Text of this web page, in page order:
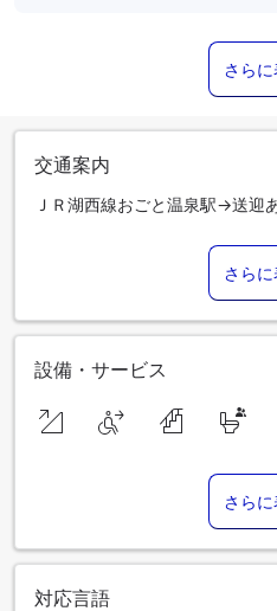
さら
交通案内
ＪＲ湖西線おごと温泉駅→送迎
さら
設備・サービス
さら
対応言語